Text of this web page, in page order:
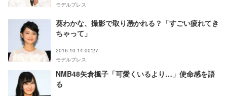
モデルプレス
葵わかな、撮影で取り憑かれる？「すごい疲れてき
ちゃって」
2016.10.14 00:27
モデルプレス
NMB48矢倉楓子「可愛くいるより…」使命感を語
る